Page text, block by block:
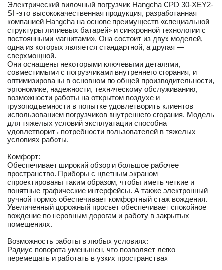
Электрический вилочный погрузчик Hangcha CPD 30-XEY2-
SI -это высококачественная продукция, разработанная
компанией Hangcha на основе преимуществ «специальной
структуры литиевых батарей» и синхронной технологии с
постоянными магнитами». Она состоит из двух моделей,
одна из которых является стандартной, а другая —
сверхмощной.
Они оснащены некоторыми ключевыми деталями,
совместимыми с погрузчиками внутреннего сгорания, и
оптимизированы в основном по общей производительности,
эргономике, надежности, техническому обслуживанию,
возможности работы на открытом воздухе и
грузоподъемности в попытке удовлетворить клиентов
использованием погрузчиков внутреннего сгорания. Модель
для тяжелых условий эксплуатации способна
удовлетворить потребности пользователей в тяжелых
условиях работы.
Комфорт:
Обеспечивает широкий обзор и большое рабочее
пространство. Приборы с цветным экраном
спроектированы таким образом, чтобы иметь четкие и
понятные графические интерфейсы. А также электронный
ручной тормоз обеспечивает комфортный стаж вождения.
Увеличенный дорожный просвет обеспечивает спокойное
вождение по неровным дорогам и работу в закрытых
помещениях.
Возможность работы в любых условиях:
Радиус поворота уменьшен, что позволяет легко
перемещать и работать в узких пространствах